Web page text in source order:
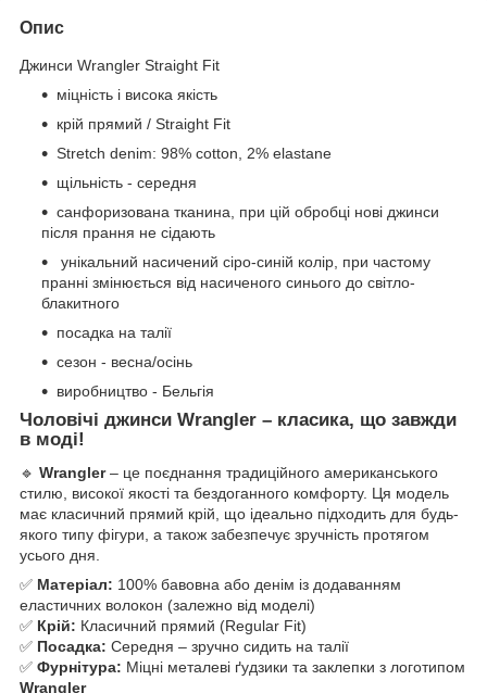
Опис
Джинси Wrangler Straight Fit
міцність і висока якість
крій прямий / Straight Fit
Stretch denim: 98% cotton, 2% elastane
щільність - середня
санфоризована тканина, при цій обробці нові джинси
після прання не сідають
унікальний насичений сіро-синій колір, при частому
пранні змінюється від насиченого синього до світло-
блакитного
посадка на талії
сезон - весна/осінь
виробництво - Бельгія
Чоловічі джинси Wrangler – класика, що завжди
в моді!
🔹 Wrangler– це поєднання традиційного американського
стилю, високої якості та бездоганного комфорту. Ця модель
має класичний прямий крій, що ідеально підходить для будь-
якого типу фігури, а також забезпечує зручність протягом
усього дня.
✅ Матеріал: 100% бавовна або денім із додаванням
еластичних волокон (залежно від моделі)
✅ Крій: Класичний прямий (Regular Fit)
✅ Посадка: Середня – зручно сидить на талії
✅ Фурнітура: Міцні металеві ґудзики та заклепки з логотипом
Wrangler